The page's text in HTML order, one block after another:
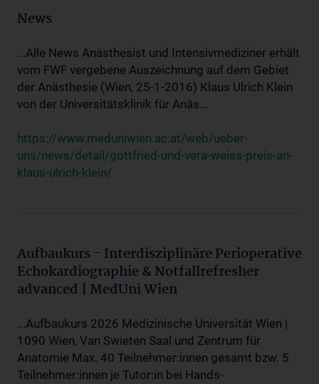
News
...Alle News Anästhesist und Intensivmediziner erhält
vom FWF vergebene Auszeichnung auf dem Gebiet
der Anästhesie (Wien, 25-1-2016) Klaus Ulrich Klein
von der Universitätsklinik für Anäs...
https://www.meduniwien.ac.at/web/ueber-
uns/news/detail/gottfried-und-vera-weiss-preis-an-
klaus-ulrich-klein/
Aufbaukurs - Interdisziplinäre Perioperative
Echokardiographie & Notfallrefresher
advanced | MedUni Wien
...Aufbaukurs 2026 Medizinische Universität Wien |
1090 Wien, Van Swieten Saal und Zentrum für
Anatomie Max. 40 Teilnehmer:innen gesamt bzw. 5
Teilnehmer:innen je Tutor:in bei Hands-